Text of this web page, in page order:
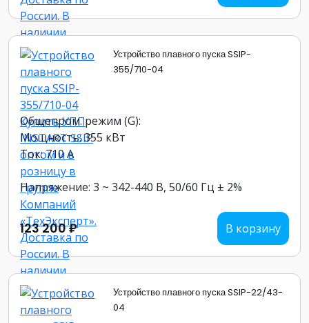
Устройство плавного пуска SSIP-
355/710-04
Общепром. режим (G):
Мощность: 355 кВт
Ток: 710 А
Напряжение: 3 ~ 342-440 В, 50/60 Гц ± 2%
123 200 ₽ В корзину
Устройство плавного пуска SSIP-22/43-
04